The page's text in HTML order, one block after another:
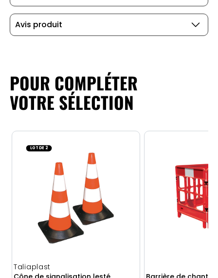
Avis produit
POUR COMPLÉTER
VOTRE SÉLECTION
LOT DE 2
Taliaplast